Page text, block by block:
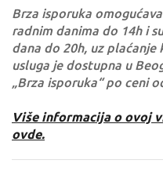
Brza isporuka
radnim danima do 14h i
dana do 20h, uz
usluga je dostupna u
„Brza isporuka“ po ceni
Više informacija o ovoj
ovde.